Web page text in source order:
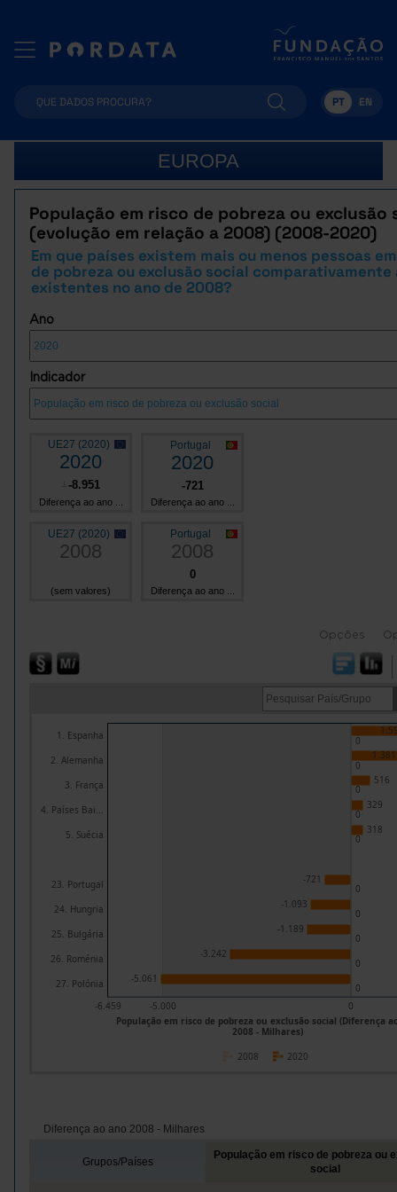
PT EN
EUROPA
População em risco de pobreza ou exclusão
(evolução em relação a 2008) (2008-2020)
Em que países existem mais ou menos pessoas
de pobreza ou exclusão social comparativamente
existentes no ano de 2008?
Ano
Indicador
UE27 (2020)
2020
-8.951
Diferença ao ano ...
Portugal
2020
-721
Diferença ao ano ...
UE27 (2020)
2008
(sem valores)
Portugal
2008
0
Diferença ao ano ...
Opções
População em risco de pobreza ou exclusão social (Diferença
2008 - Milhares)
-6.459 -5.000 0
1. Espanha
2. Alemanha
3. França
4. Países Bai...
5. Suécia
23. Portugal
24. Hungria
25. Bulgária
26. Roménia
27. Polónia
1.381
516
329
318
-721
-1.093
-1.189
-3.242
-5.061
0
0
0
0
0
0
0
0
0
0
2020
2008
Diferença ao ano 2008 - Milhares
Grupos/Países
População em risco de pobreza ou
social